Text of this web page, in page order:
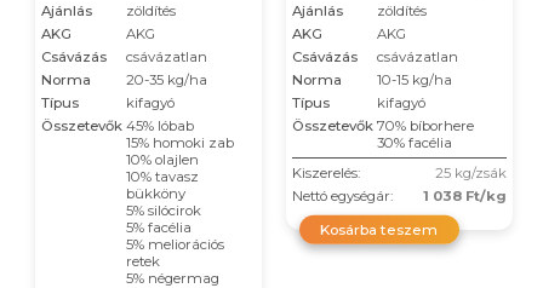
Ajánlás
zöldítés
AKG
AKG
Csávázás
csávázatlan
Norma
20-35 kg/ha
Típus
kifagyó
Összetevők 45% lóbab
15% homoki zab
10% olajlen
10% tavasz
bükköny
5% silócirok
5% facélia
5% meliorációs
retek
5% négermag
Ajánlás
zöldítés
AKG
AKG
Csávázás
csávázatlan
Norma
10-15 kg/ha
Típus
kifagyó
Összetevők 70% bíborhere
30% facélia
Kiszerelés:
25 kg/zsák
Nettó egységár:
1 038 Ft/kg
Kosárba teszem